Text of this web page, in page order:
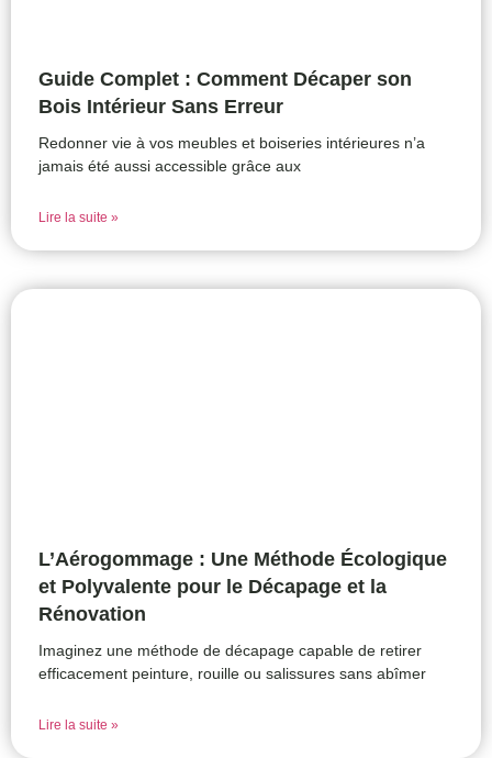
Guide Complet : Comment Décaper son
Bois Intérieur Sans Erreur
Redonner vie à vos meubles et boiseries intérieures n’a
jamais été aussi accessible grâce aux
Lire la suite »
L’Aérogommage : Une Méthode Écologique
et Polyvalente pour le Décapage et la
Rénovation
Imaginez une méthode de décapage capable de retirer
efficacement peinture, rouille ou salissures sans abîmer
Lire la suite »